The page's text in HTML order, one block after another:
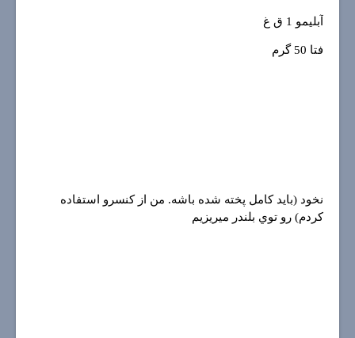
آبليمو 1 ق غ
فتا 50 گرم
نخود (بايد كامل پخته شده باشه. من از كنسرو استفاده
كردم) رو توي بلندر ميريزيم